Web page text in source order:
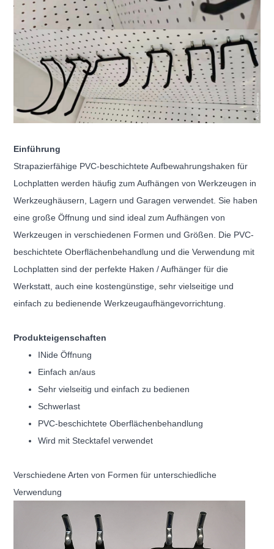
Einführung
Strapazierfähige PVC-beschichtete Aufbewahrungshaken für
Lochplatten werden häufig zum Aufhängen von Werkzeugen in
Werkzeughäusern, Lagern und Garagen verwendet. Sie haben
eine große Öffnung und sind ideal zum Aufhängen von
Werkzeugen in verschiedenen Formen und Größen. Die PVC-
beschichtete Oberflächenbehandlung und die Verwendung mit
Lochplatten sind der perfekte Haken / Aufhänger für die
Werkstatt, auch eine kostengünstige, sehr vielseitige und
einfach zu bedienende Werkzeugaufhängevorrichtung.
Produkteigenschaften
INide Öffnung
Einfach an/aus
Sehr vielseitig und einfach zu bedienen
Schwerlast
PVC-beschichtete Oberflächenbehandlung
Wird mit Stecktafel verwendet
Verschiedene Arten von Formen für unterschiedliche
Verwendung